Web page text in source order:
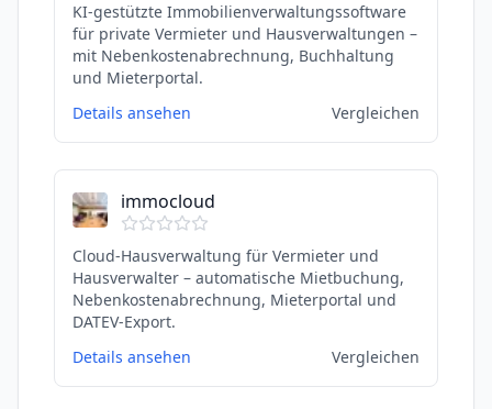
KI-gestützte Immobilienverwaltungssoftware
für private Vermieter und Hausverwaltungen –
mit Nebenkostenabrechnung, Buchhaltung
und Mieterportal.
Details ansehen
Vergleichen
immocloud
Cloud-Hausverwaltung für Vermieter und
Hausverwalter – automatische Mietbuchung,
Nebenkostenabrechnung, Mieterportal und
DATEV-Export.
Details ansehen
Vergleichen